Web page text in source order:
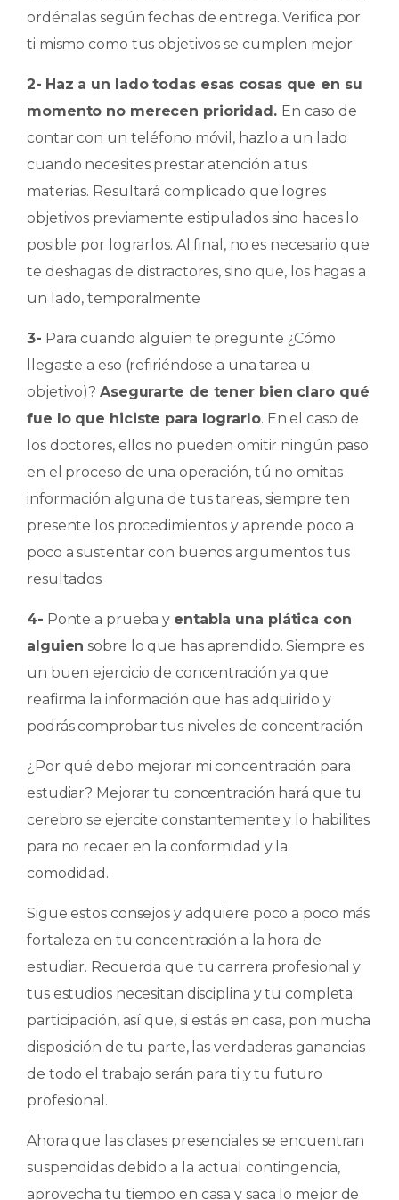
ordénalas según fechas de entrega. Verifica por
ti mismo como tus objetivos se cumplen mejor
2- Haz a un lado todas esas cosas que en su
momento no merecen prioridad. En caso de
contar con un teléfono móvil, hazlo a un lado
cuando necesites prestar atención a tus
materias. Resultará complicado que logres
objetivos previamente estipulados sino haces lo
posible por lograrlos. Al final, no es necesario que
te deshagas de distractores, sino que, los hagas a
un lado, temporalmente
3- Para cuando alguien te pregunte ¿Cómo
llegaste a eso (refiriéndose a una tarea u
objetivo)? Asegurarte de tener bien claro qué
fue lo que hiciste para lograrlo. En el caso de
los doctores, ellos no pueden omitir ningún paso
en el proceso de una operación, tú no omitas
información alguna de tus tareas, siempre ten
presente los procedimientos y aprende poco a
poco a sustentar con buenos argumentos tus
resultados
4- Ponte a prueba y entabla una plática con
alguien sobre lo que has aprendido. Siempre es
un buen ejercicio de concentración ya que
reafirma la información que has adquirido y
podrás comprobar tus niveles de concentración
¿Por qué debo mejorar mi concentración para
estudiar? Mejorar tu concentración hará que tu
cerebro se ejercite constantemente y lo habilites
para no recaer en la conformidad y la
comodidad.
Sigue estos consejos y adquiere poco a poco más
fortaleza en tu concentración a la hora de
estudiar. Recuerda que tu carrera profesional y
tus estudios necesitan disciplina y tu completa
participación, así que, si estás en casa, pon mucha
disposición de tu parte, las verdaderas ganancias
de todo el trabajo serán para ti y tu futuro
profesional.
Ahora que las clases presenciales se encuentran
suspendidas debido a la actual contingencia,
aprovecha tu tiempo en casa y saca lo mejor de